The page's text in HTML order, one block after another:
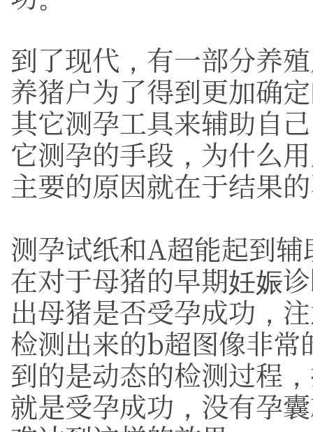
到了现代，有一部分养
养猪户为了得到更加确
其它测孕工具来辅助自
它测孕的手段，为什么
主要的原因就在于结果
测孕试纸和A超能起到
在对于母猪的早期妊娠
出母猪是否受孕成功，
检测出来的b超图像非
到的是动态的检测过程
就是受孕成功，没有孕